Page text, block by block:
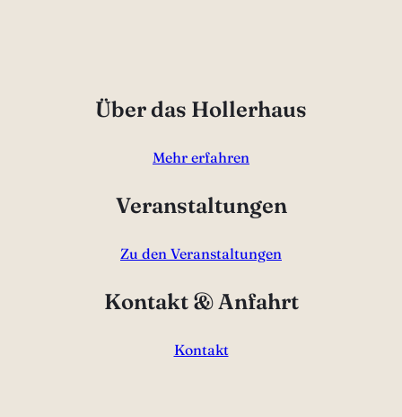
Über das Hollerhaus
Mehr erfahren
Veranstaltungen
Zu den Veranstaltungen
Kontakt & Anfahrt
Kontakt